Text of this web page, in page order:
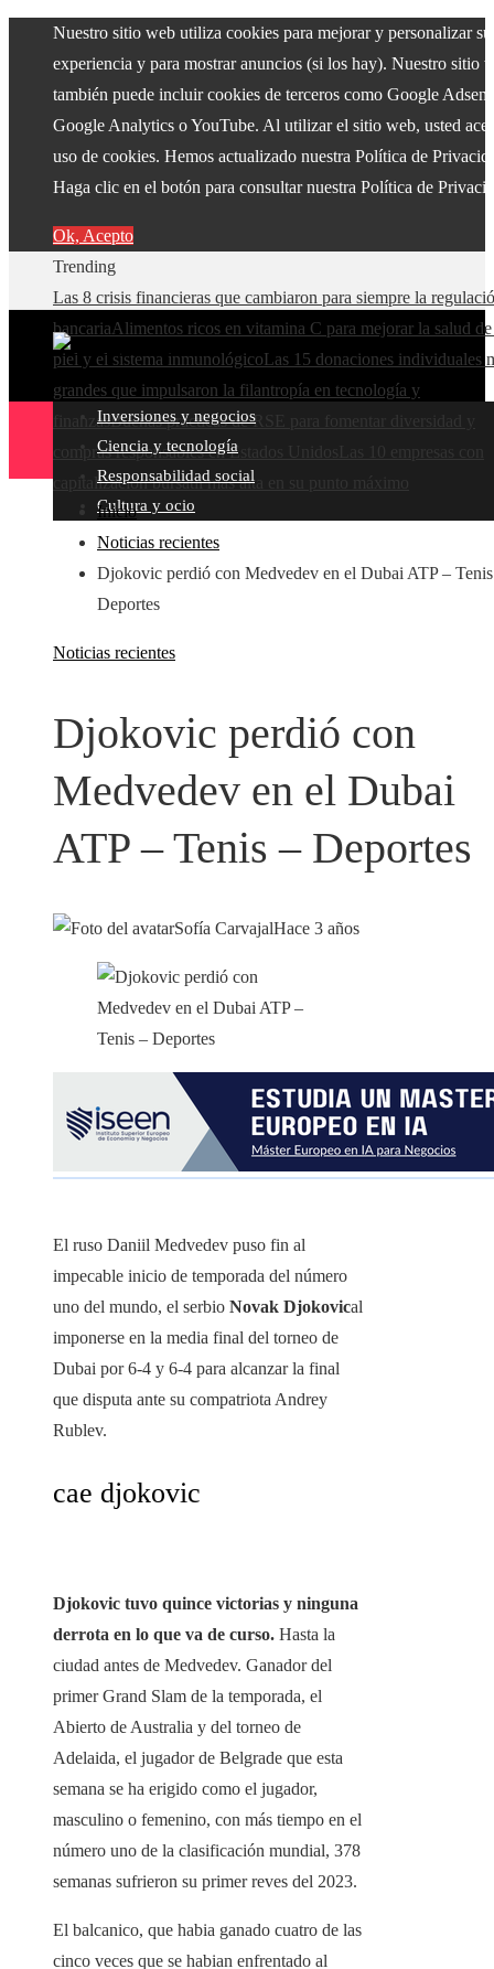
Nuestro sitio web utiliza cookies para mejorar y personalizar su
experiencia y para mostrar anuncios (si los hay). Nuestro sitio
también puede incluir cookies de terceros como Google
Google Analytics o YouTube. Al utilizar el sitio web, usted
uso de cookies. Hemos actualizado nuestra Política de
Haga clic en el botón para consultar nuestra Política de
Ok, Acepto
Trending
Las 8 crisis financieras que cambiaron para siempre la
bancariaAlimentos ricos en vitamina C para mejorar la salud
piel y el sistema inmunológicoLas 15 donaciones individuales
grandes que impulsaron la filantropía en tecnología y
finanzasBuenas prácticas de RSE para fomentar diversidad y
compras responsables en Estados Unidos
capitalización bursátil más alta en su punto máximo
Inversiones y negocios
Ciencia y tecnología
Responsabilidad social
Cultura y ocio
Inicio
Noticias recientes
Djokovic perdió con Medvedev en el Dubai ATP –
Deportes
Noticias recientes
Djokovic perdió con
Medvedev en el Dubai
ATP – Tenis – Deportes
Sofía CarvajalHace 3 años
El ruso Daniil Medvedev puso fin al
impecable inicio de temporada del número
uno del mundo, el serbio Novak Djokovical
imponerse en la media final del torneo de
Dubai por 6-4 y 6-4 para alcanzar la final
que disputa ante su compatriota Andrey
Rublev.
cae djokovic
Djokovic tuvo quince victorias y ninguna
derrota en lo que va de curso. Hasta la
ciudad antes de Medvedev. Ganador del
primer Grand Slam de la temporada, el
Abierto de Australia y del torneo de
Adelaida, el jugador de Belgrade que esta
semana se ha erigido como el jugador,
masculino o femenino, con más tiempo en el
número uno de la clasificación mundial, 378
semanas sufrieron su primer reves del 2023.
El balcanico, que habia ganado cuatro de las
cinco veces que se habian enfrentado al